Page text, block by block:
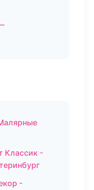
Классик -
-